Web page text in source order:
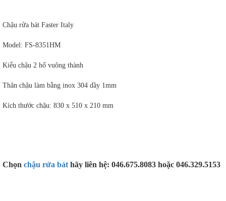
Chậu rửa bát Faster Italy
Model: FS-8351HM
Kiểu chậu 2 hố vuông thành
Thân chậu làm bằng inox 304 dầy 1mm
Kích thước chậu: 830 x 510 x 210 mm
Chọn chậu rửa bát hãy liên hệ: 046.675.8083 hoặc 046.329.5153